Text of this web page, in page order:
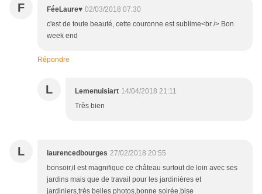
F FéeLaure♥ 02/03/2018 07:30
c'est de toute beauté, cette couronne est sublime<br /> Bon
week end
Répondre
L Lemenuisiart 14/04/2018 21:11
Très bien
L laurencedbourges 27/02/2018 20:55
bonsoir,il est magnifique ce château surtout de loin avec ses
jardins mais que de travail pour les jardinières et
jardiniers,très belles photos,bonne soirée,bise